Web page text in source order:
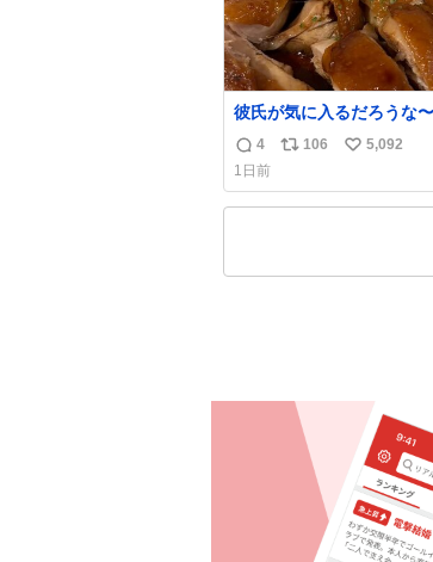
彼氏が気に入るだろうな
想像の何倍も美味しい美
嬉しい
返
信
数
4
リ
ス
106
い
ね
5,092
1日前